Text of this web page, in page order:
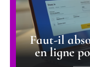
Faut-il
en ligne